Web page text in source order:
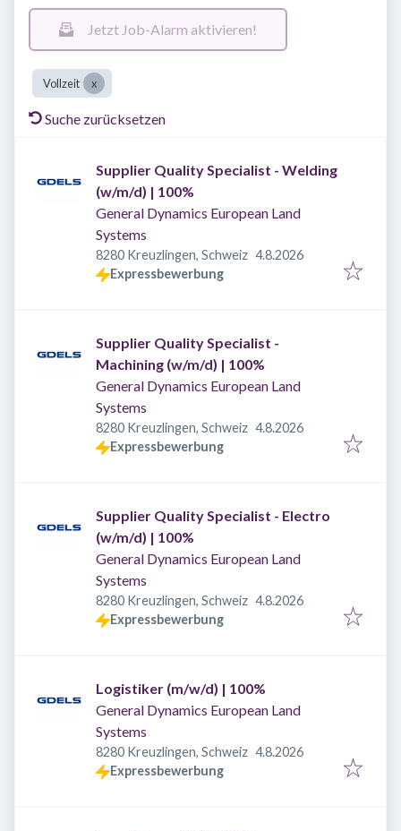
Jetzt Job-Alarm aktivieren!
Vollzeit
Suche zurücksetzen
Supplier Quality Specialist - Welding
(w/m/d) | 100%
General Dynamics European Land
Systems
8280 Kreuzlingen, Schweiz Veröffentlicht
4.8.2026
Expressbewerbung
Supplier Quality Specialist -
Machining (w/m/d) | 100%
General Dynamics European Land
Systems
8280 Kreuzlingen, Schweiz Veröffentlicht
4.8.2026
Expressbewerbung
Supplier Quality Specialist - Electro
(w/m/d) | 100%
General Dynamics European Land
Systems
8280 Kreuzlingen, Schweiz Veröffentlicht
4.8.2026
Expressbewerbung
Logistiker (m/w/d) | 100%
General Dynamics European Land
Systems
8280 Kreuzlingen, Schweiz Veröffentlicht
4.8.2026
Expressbewerbung